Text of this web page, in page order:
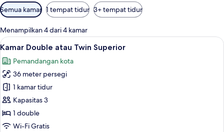
Filter
tersedia
untuk
kamar
Semua kamar 1 tempat tidur 3+ tempat tidur
Menampilkan 4 dari 4 kamar
Lihat
semua
foto
untuk
Kamar
Double
atau
Twin
Kamar Double atau Twin Superior |
6
Kamar Double atau Twin Superior
Pemandangan kota
36 meter persegi
1 kamar tidur
Kapasitas 3
1 double
Wi-Fi Gratis